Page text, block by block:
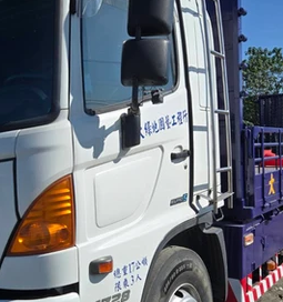
新凱 SCANI 歐霸 IVCO